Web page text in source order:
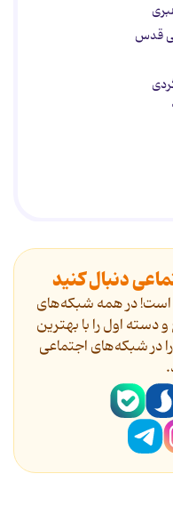
قدس
دنبال کنید
است! در همه شبکه‌های
دسته اول را با بهترین
در شبکه‌های اجتماعی